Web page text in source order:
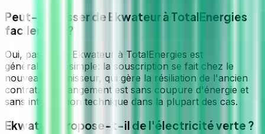
Peut-on passer de Ekwateur à TotalEnergies
facilement ?
Oui, passer de Ekwateur à TotalEnergies est
généralement simple: la souscription se fait chez le
nouveau fournisseur, qui gère la résiliation de l'ancien
contrat. Le changement est sans coupure d'énergie et
sans intervention technique dans la plupart des cas.
Ekwateur propose-t-il de l'électricité verte ?